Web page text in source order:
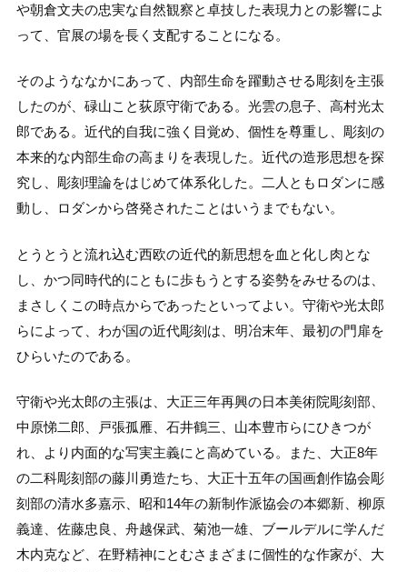
や朝倉文夫の忠実な自然観察と卓技した表現力との影響によ
って、官展の場を長く支配することになる。
そのようななかにあって、内部生命を躍動させる彫刻を主張
したのが、碌山こと荻原守衛である。光雲の息子、高村光太
郎である。近代的自我に強く目覚め、個性を尊重し、彫刻の
本来的な内部生命の高まりを表現した。近代の造形思想を探
究し、彫刻理論をはじめて体系化した。二人ともロダンに感
動し、ロダンから啓発されたことはいうまでもない。
とうとうと流れ込む西欧の近代的新思想を血と化し肉とな
し、かつ同時代的にともに歩もうとする姿勢をみせるのは、
まさしくこの時点からであったといってよい。守衛や光太郎
らによって、わが国の近代彫刻は、明冶末年、最初の門扉を
ひらいたのである。
守衛や光太郎の主張は、大正三年再興の日本美術院彫刻部、
中原悌二郎、戸張孤雁、石井鶴三、山本豊市らにひきつが
れ、より内面的な写実主義にと高めている。また、大正8年
の二科彫刻部の藤川勇造たち、大正十五年の国画創作協会彫
刻部の清水多嘉示、昭和14年の新制作派協会の本郷新、柳原
義達、佐藤忠良、舟越保武、菊池一雄、ブールデルに学んだ
木内克など、在野精神にとむさまざまに個性的な作家が、大